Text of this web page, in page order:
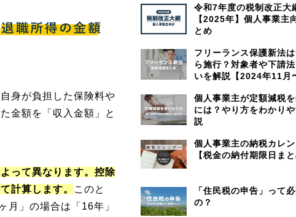
身が負担した保険料や
金額を「収入金額」と
って異なります。控除
計算します。
このと
月」の場合は「16年」
令和7年度の税制改正大
【2025年】個人事業主
とめ
フリーランス保護新法
ら施行？対象者や下請
いを解説【2024年11月
個人事業主が定額減税
には？やり方をわかり
説
個人事業主の納税カレ
【税金の納付期限日まと
「住民税の申告」って
の？